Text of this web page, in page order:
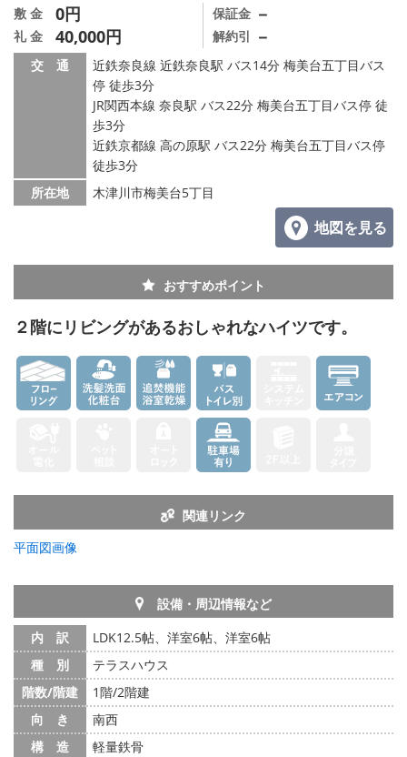
店舗情報·アクセス
会社概要
メールでお問い合わせ
敷 金 0円
礼 金 40,000円
保証金 －
解約引 －
交 通
近鉄奈良線 近鉄奈良駅 バス14分 梅美台五丁目バス
停 徒歩3分
JR関西本線 奈良駅 バス22分 梅美台五丁目バス停 徒
歩3分
近鉄京都線 高の原駅 バス22分 梅美台五丁目バス停
徒歩3分
所在地
木津川市梅美台5丁目
地図を見る
おすすめポイント
２階にリビングがあるおしゃれなハイツです。
関連リンク
平面図画像
設備・周辺情報など
内 訳
LDK12.5帖、洋室6帖、洋室6帖
種 別
テラスハウス
階数/階建
1階/2階建
向 き
南西
構 造
軽量鉄骨